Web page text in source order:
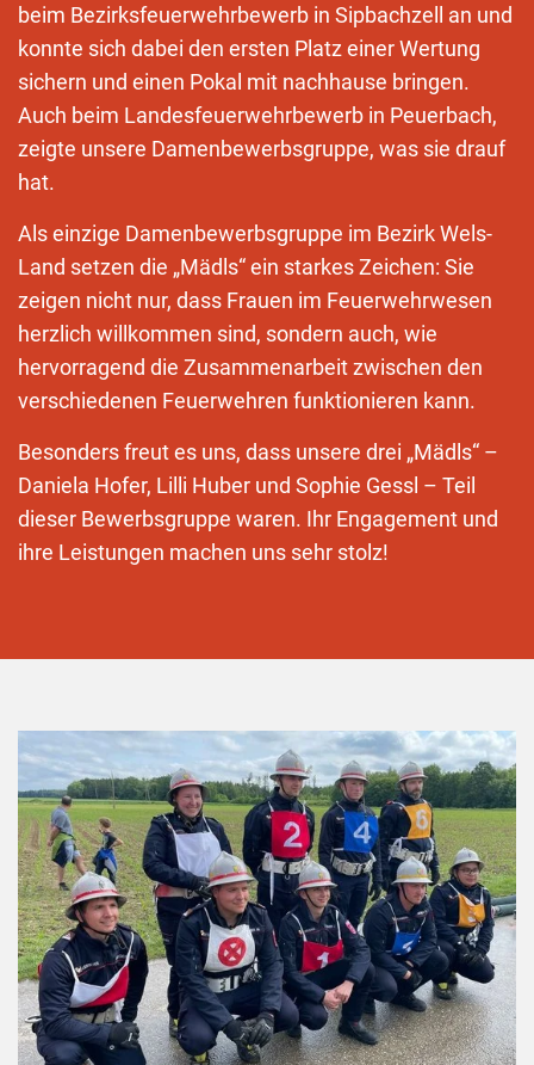
beim Bezirksfeuerwehrbewerb in Sipbachzell an und
konnte sich dabei den ersten Platz einer Wertung
sichern und einen Pokal mit nachhause bringen.
Auch beim Landesfeuerwehrbewerb in Peuerbach,
zeigte unsere Damenbewerbsgruppe, was sie drauf
hat.
Als einzige Damenbewerbsgruppe im Bezirk Wels-
Land setzen die „Mädls“ ein starkes Zeichen: Sie
zeigen nicht nur, dass Frauen im Feuerwehrwesen
herzlich willkommen sind, sondern auch, wie
hervorragend die Zusammenarbeit zwischen den
verschiedenen Feuerwehren funktionieren kann.
Besonders freut es uns, dass unsere drei „Mädls“ –
Daniela Hofer, Lilli Huber und Sophie Gessl – Teil
dieser Bewerbsgruppe waren. Ihr Engagement und
ihre Leistungen machen uns sehr stolz!